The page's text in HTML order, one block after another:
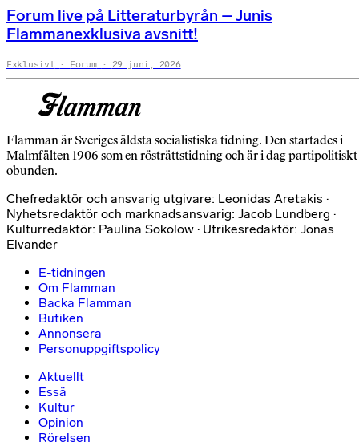
Forum live på Litteraturbyrån – Junis
Flammanexklusiva avsnitt!
Exklusivt Forum 29 juni, 2026
Flamman är Sveriges äldsta socialistiska tidning. Den startades i
Malmfälten 1906 som en rösträttstidning och är i dag partipolitiskt
obunden.
Chefredaktör och ansvarig utgivare: Leonidas Aretakis ·
Nyhetsredaktör och marknadsansvarig: Jacob Lundberg ·
Kulturredaktör: Paulina Sokolow · Utrikesredaktör: Jonas
Elvander
E-tidningen
Om Flamman
Backa Flamman
Butiken
Annonsera
Personuppgiftspolicy
Aktuellt
Essä
Kultur
Opinion
Rörelsen